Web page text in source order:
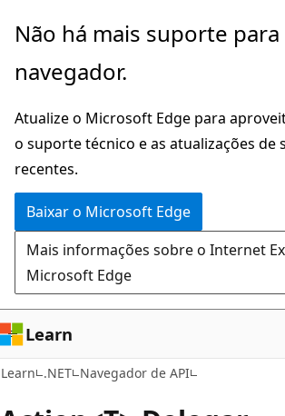
Pular
o
principal
Ignore
passe
a
navegação
na
página
Não há mais suporte para
navegador.
Atualize o Microsoft Edge para
o suporte técnico e as atualizações de
recentes.
Baixar o Microsoft Edge
Mais informações sobre o Internet
Microsoft Edge
Learn
Learn .NET Navegador de API